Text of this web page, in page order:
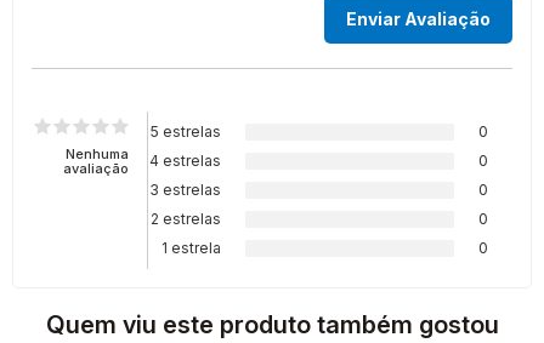
Nenhuma
avaliação
5 estrelas
0
4 estrelas
0
3 estrelas
0
2 estrelas
0
1 estrela
0
Quem viu este produto também gostou